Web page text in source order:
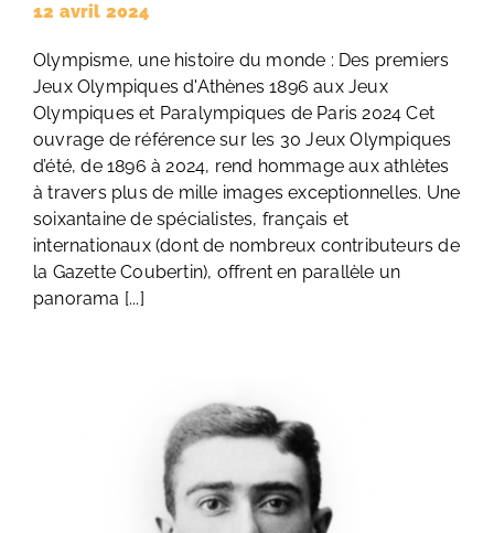
12 avril 2024
Olympisme, une histoire du monde : Des premiers
Jeux Olympiques d'Athènes 1896 aux Jeux
Olympiques et Paralympiques de Paris 2024 Cet
ouvrage de référence sur les 30 Jeux Olympiques
d’été, de 1896 à 2024, rend hommage aux athlètes
à travers plus de mille images exceptionnelles. Une
soixantaine de spécialistes, français et
internationaux (dont de nombreux contributeurs de
la Gazette Coubertin), offrent en parallèle un
panorama [...]